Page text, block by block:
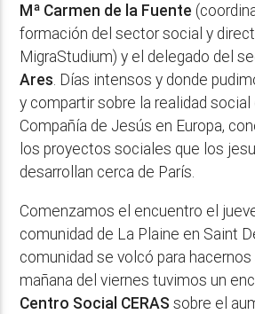
Mª Carmen de la Fuente
formación del sector social y
MigraStudium) y el delegado del
Ares. Días intensos y donde
y compartir sobre la realidad
Compañía de Jesús en Europa,
los proyectos sociales que los
desarrollan cerca de París.
Comenzamos el encuentro el
comunidad de La Plaine en Saint
comunidad se volcó para
mañana del viernes tuvimos un
Centro Social CERAS sobre el